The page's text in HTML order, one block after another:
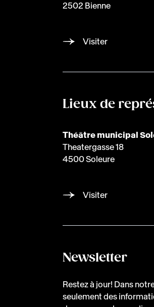
2502 Bienne
Visiter
Lieux de
Théâtre municipal
Theatergasse 18
4500 Soleure
Visiter
Newsletter
Restez à jour! Dans
seulement des